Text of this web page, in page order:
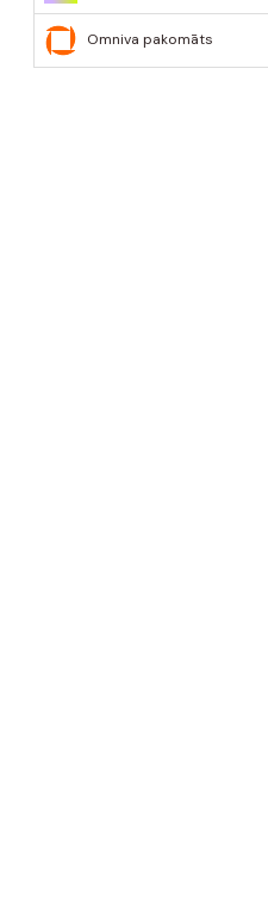
Omniva pakomāts